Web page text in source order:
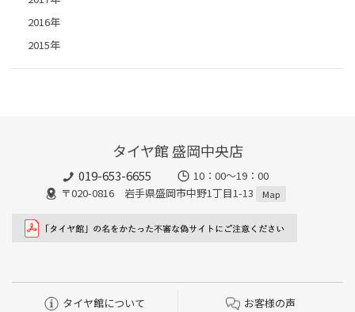
2016年
2015年
タイヤ館 盛岡中央店
019-653-6655
10：00～19：00
〒020-0816 岩手県盛岡市中野1丁目1-13
Map
タイヤ館について お客様の声